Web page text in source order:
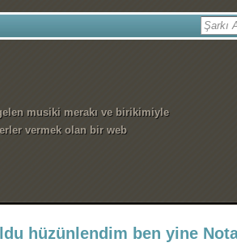
musiki merakı ve birikimiyle
vermek olan bir web
hüzünlendim ben yine